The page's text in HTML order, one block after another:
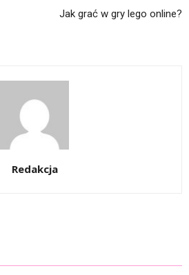
Jak grać w gry lego online?
Redakcja